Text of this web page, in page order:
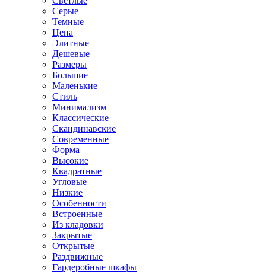
Серые
Темные
Цена
Элитные
Дешевые
Размеры
Большие
Маленькие
Стиль
Минимализм
Классические
Скандинавские
Современные
Форма
Высокие
Квадратные
Угловые
Низкие
Особенности
Встроенные
Из кладовки
Закрытые
Открытые
Раздвижные
Гардеробные шкафы